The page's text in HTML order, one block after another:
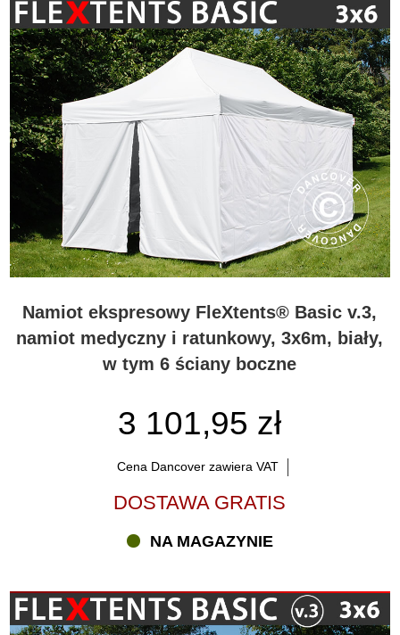
Namiot ekspresowy FleXtents® Basic v.3,
namiot medyczny i ratunkowy, 3x6m, biały,
w tym 6 ściany boczne
3 101,95 zł
Cena Dancover zawiera VAT
DOSTAWA GRATIS
NA MAGAZYNIE